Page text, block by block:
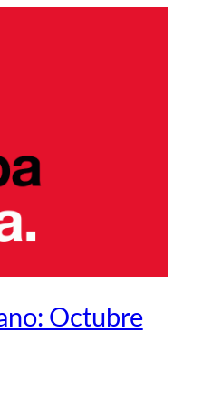
Octubre